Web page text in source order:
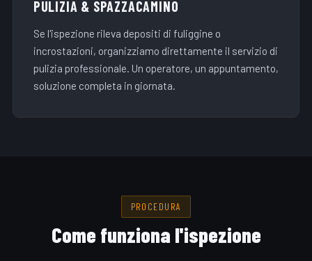
PULIZIA & SPAZZACAMINO
Se l'ispezione rileva depositi di fuliggine o
incrostazioni, organizziamo direttamente il servizio di
pulizia professionale. Un operatore, un appuntamento,
soluzione completa in giornata.
PROCEDURA
Come funziona l'ispezione